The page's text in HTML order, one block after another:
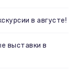
в августе!
выставки в